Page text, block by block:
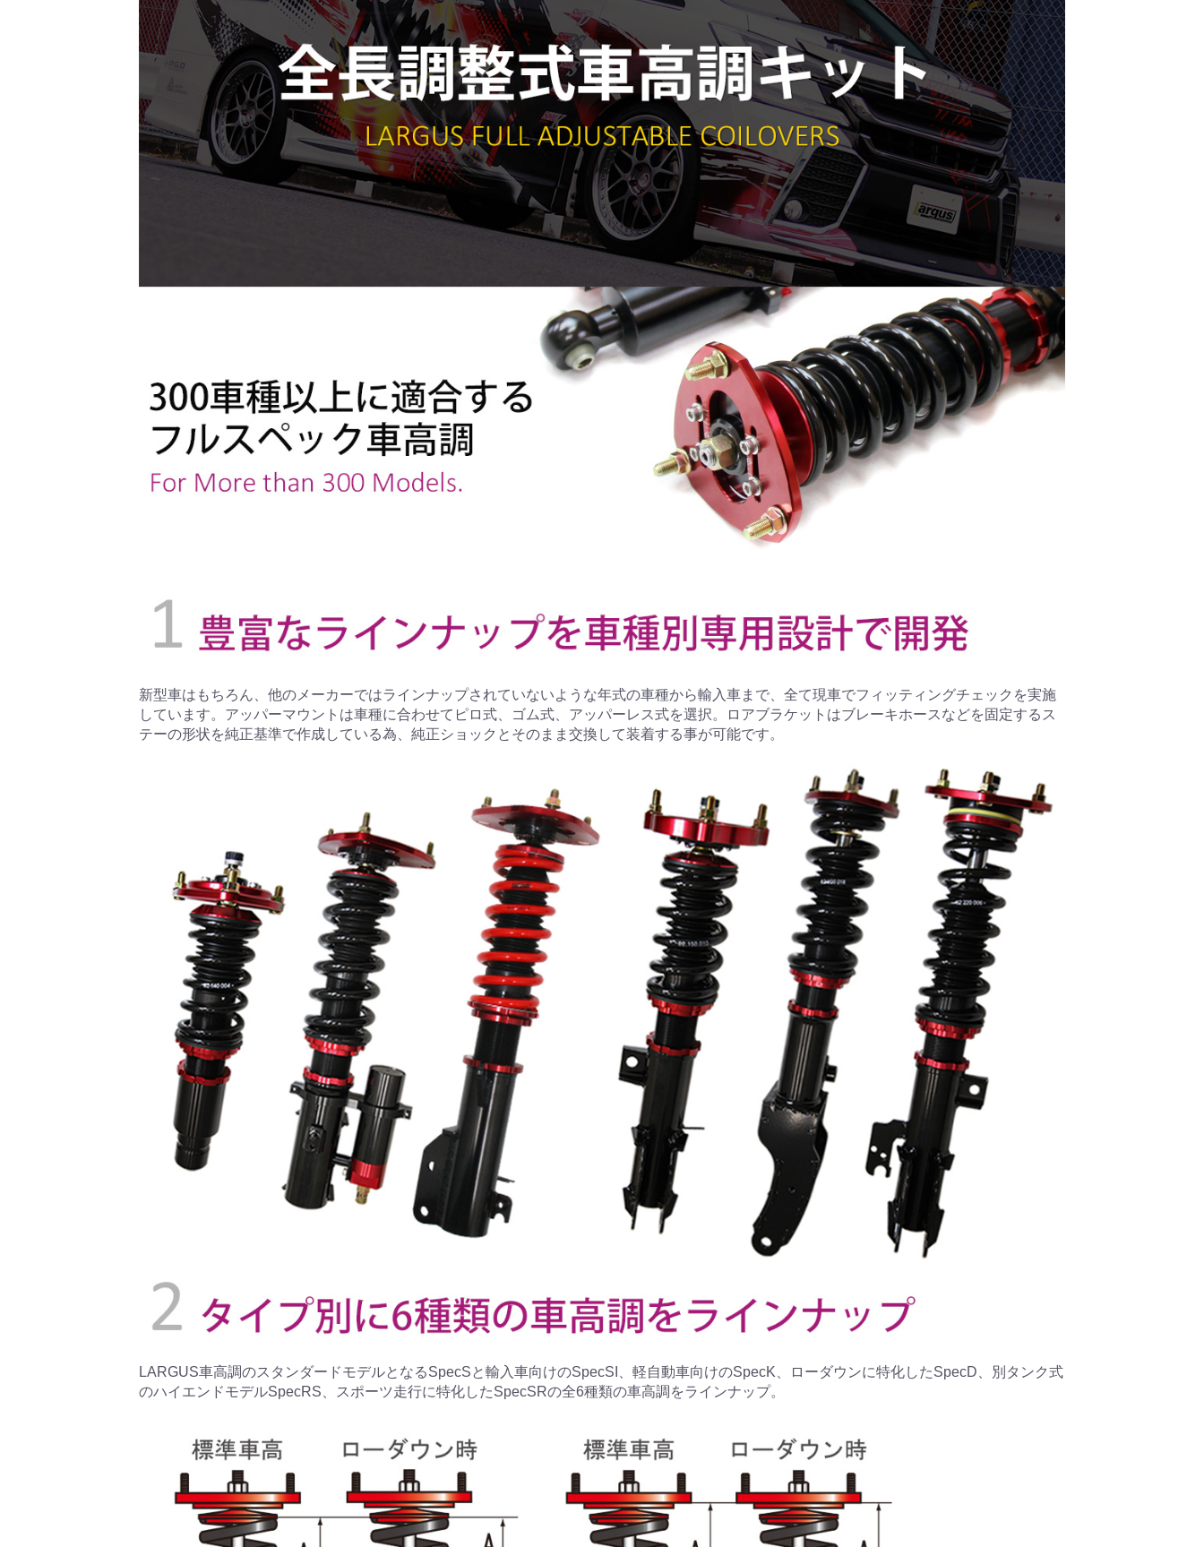
新型車はもちろん、他のメーカーではラインナップされていないような年式の車種から輸入車まで、全て現車でフィッティングチェックを実施
しています。アッパーマウントは車種に合わせてピロ式、ゴム式、アッパーレス式を選択。ロアブラケットはブレーキホースなどを固定するス
テーの形状を純正基準で作成している為、純正ショックとそのまま交換して装着する事が可能です。
LARGUS車高調のスタンダードモデルとなるSpecSと輸入車向けのSpecSI、軽自動車向けのSpecK、ローダウンに特化したSpecD、別タンク式
のハイエンドモデルSpecRS、スポーツ走行に特化したSpecSRの全6種類の車高調をラインナップ。